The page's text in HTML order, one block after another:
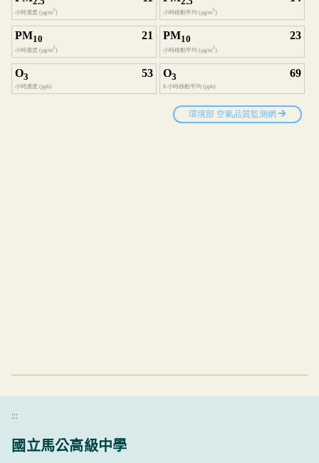
:::
國立馬公高級中學